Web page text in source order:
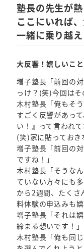
塾長の先生が
ここにいれば
一緒に乗り越え
大反響！嬉しいこ
増子塾長「前回の
っけ？(笑)今回はそ
木村塾長「俺もそ
すごく反響があっ
い！』って言われ
(笑)家に貼っておき
増子塾長「前回の
ですね！」
木村塾長「そうな
ていない方々にも
から2週間、たくさ
料体験の申込みも
増子塾長「それは
締まる想いです！」
木村塾長「俺も同